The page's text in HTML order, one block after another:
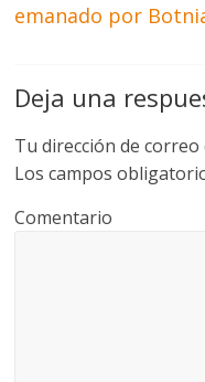
emanado por
Deja una
Tu dirección de
Los campos
Comentario